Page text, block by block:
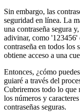
Sin embargo, las
seguridad en línea. La
una contraseña segura
adivinar, como '123456'
contraseña en todos los
obtiene acceso a una
Entonces, ¿cómo
guiaré a través del
Cubriremos todo lo que
los números y
contraseñas seguras.